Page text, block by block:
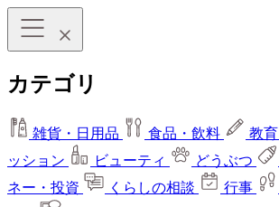
カテゴリ
雑貨・日用品 食品・飲料 教育
ッション
ビューティ どうぶつ
ネー・投資
くらしの相談 行事